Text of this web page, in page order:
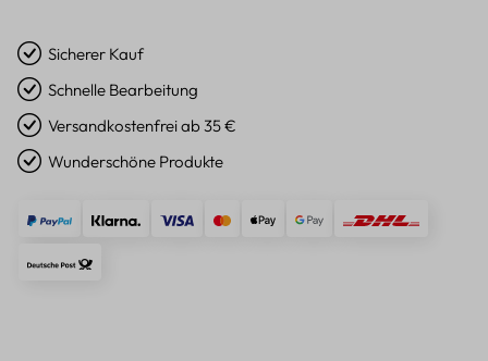
Sicherer Kauf
Schnelle Bearbeitung
Versandkostenfrei ab 35 €
Wunderschöne Produkte